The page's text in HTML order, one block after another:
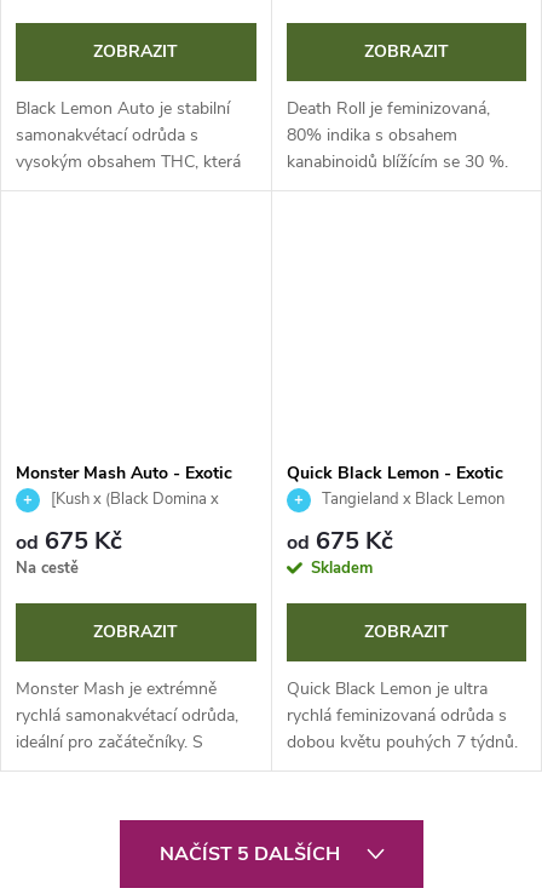
ZOBRAZIT
Black Lemon Auto je stabilní
samonakvétací odrůda s
vysokým obsahem THC, která
dokončí svůj cyklus za 9 týdnů.
ZOBRAZIT
Death Roll je feminizovaná,
80% indika s obsahem
kanabinoidů blížícím se 30 %.
Připravte se na husté, lesklé
Monster Mash Auto - Exotic
Seeds[Kush x (Black Domina x
Skunk Auto)F5] F4
od 675 Kč
Na cestě
ZOBRAZIT
Monster Mash je extrémně
rychlá samonakvétací odrůda,
ideální pro začátečníky. S
životním cyklem pouhých 8
(450-500 g/m²) je to spolehlivá
Quick Black Lemon - Exotic
SeedsTangieland x Black Lemon
od 675 Kč
Skladem
ZOBRAZIT
Quick Black Lemon je ultra
rychlá feminizovaná odrůda s
dobou květu pouhých 7 týdnů.
Připravte se na sklizeň už na
citronového aroma. Díky
vysoké...
NAČÍST 5 DALŠÍCH